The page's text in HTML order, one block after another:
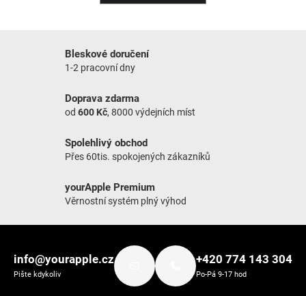
Bleskové doručení
1-2 pracovní dny
Doprava zdarma
od 600 Kč, 8000 výdejních míst
Spolehlivý obchod
Přes 60tis. spokojených zákazníků
yourApple Premium
Věrnostní systém plný výhod
info@yourapple.cz
Pište kdykoliv
+420 774 143 304
Po-Pá 9-17 hod